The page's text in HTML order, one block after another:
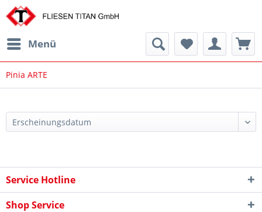
Menü
Pinia ARTE
Service Hotline
Shop Service